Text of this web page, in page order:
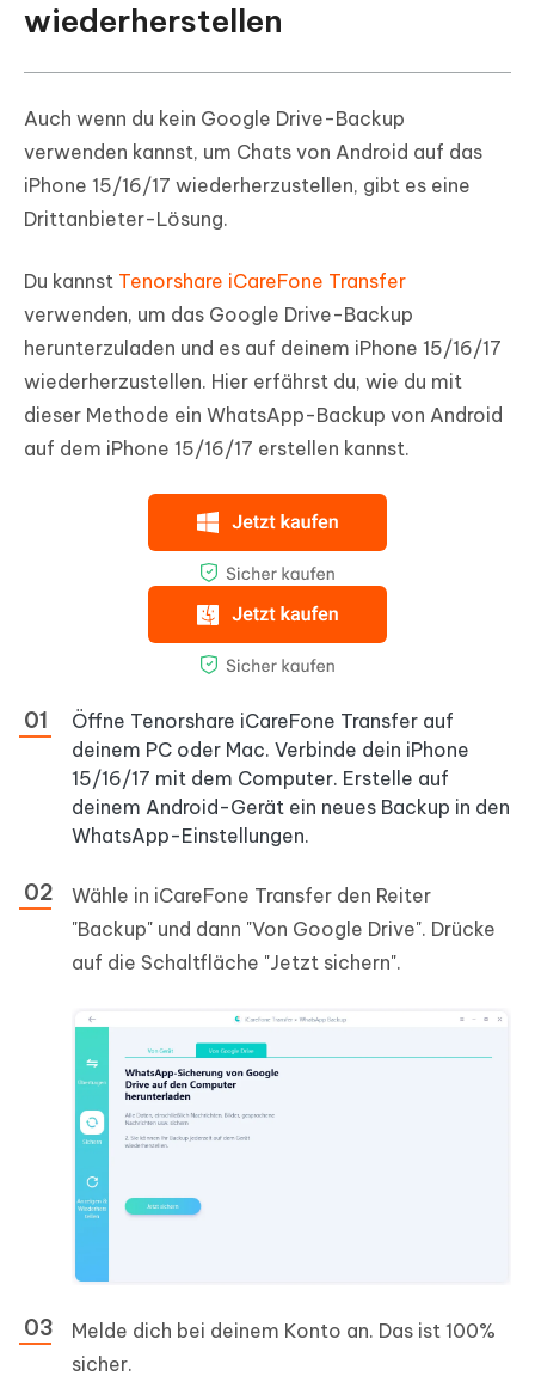
wiederherstellen
Auch wenn du kein Google Drive-Backup
verwenden kannst, um Chats von Android auf das
iPhone 15/16/17 wiederherzustellen, gibt es eine
Drittanbieter-Lösung.
Du kannst Tenorshare iCareFone Transfer
verwenden, um das Google Drive-Backup
herunterzuladen und es auf deinem iPhone 15/16/17
wiederherzustellen. Hier erfährst du, wie du mit
dieser Methode ein WhatsApp-Backup von Android
auf dem iPhone 15/16/17 erstellen kannst.
Öffne Tenorshare iCareFone Transfer auf
deinem PC oder Mac. Verbinde dein iPhone
15/16/17 mit dem Computer. Erstelle auf
deinem Android-Gerät ein neues Backup in den
WhatsApp-Einstellungen.
Wähle in iCareFone Transfer den Reiter
"Backup" und dann "Von Google Drive". Drücke
auf die Schaltfläche "Jetzt sichern".
Melde dich bei deinem Konto an. Das ist 100%
sicher.